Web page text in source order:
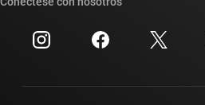
Relaciones con los inversionistas
Fabricación
Centro de atención al cliente
Preguntas frecuentes sobre pedidos